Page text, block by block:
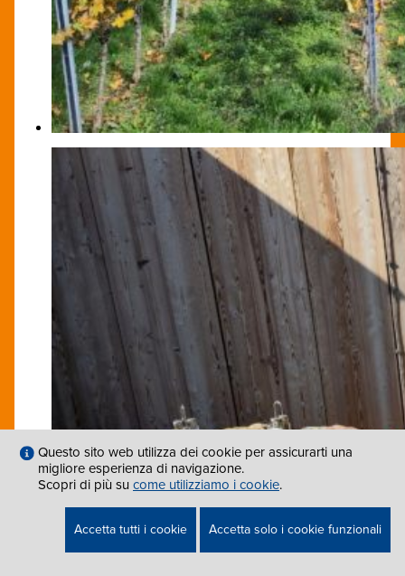
Questo sito web utilizza dei cookie per assicurarti una
migliore esperienza di navigazione.
Scopri di più su come utilizziamo i cookie.
Accetta tutti i cookie Accetta solo i cookie funzionali